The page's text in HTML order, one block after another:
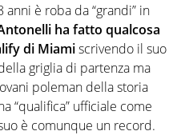
è roba da “grandi” in
ha fatto qualcosa
di Miamiscrivendo il suo
griglia di partenza ma
poleman della storia
“qualifica” ufficiale come
è comunque un record.